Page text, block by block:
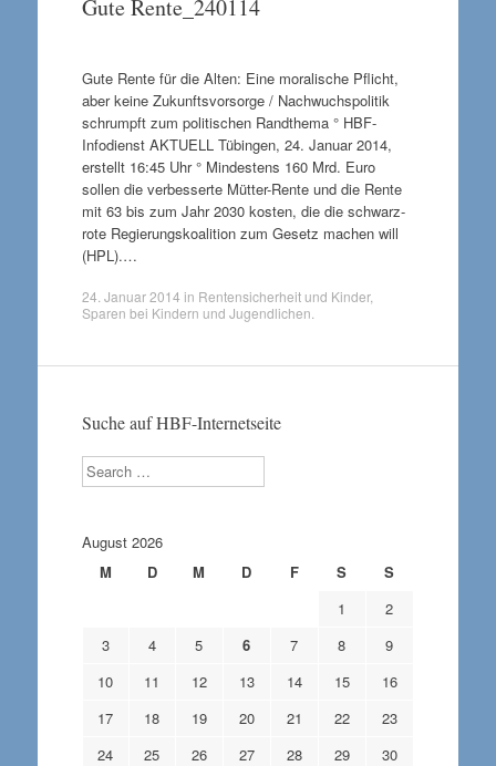
Gute Rente_240114
Gute Rente für die Alten: Eine moralische Pflicht,
aber keine Zukunftsvorsorge / Nachwuchspolitik
schrumpft zum politischen Randthema ° HBF-
Infodienst AKTUELL Tübingen, 24. Januar 2014,
erstellt 16:45 Uhr ° Mindestens 160 Mrd. Euro
sollen die verbesserte Mütter-Rente und die Rente
mit 63 bis zum Jahr 2030 kosten, die die schwarz-
rote Regierungskoalition zum Gesetz machen will
(HPL).…
24. Januar 2014 in Rentensicherheit und Kinder,
Sparen bei Kindern und Jugendlichen
Suche auf HBF-Internetseite
Search
August 2026
M
D M D F S
S
1
2
3
4 5 6 7 8
9
10
11 12 13 14 15
16
17
18 19 20 21 22
23
24
25 26 27 28 29
30